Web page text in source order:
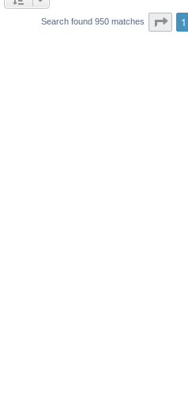
Search found 950 matches Page
1